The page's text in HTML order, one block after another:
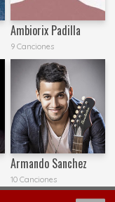
Ambiorix Padilla
9 Canciones
Armando Sanchez
10 Canciones